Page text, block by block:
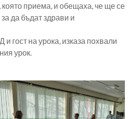
която приема, и обещаха, че ще се
да бъдат здрави и
гост на урока, изказа похвали
урок.